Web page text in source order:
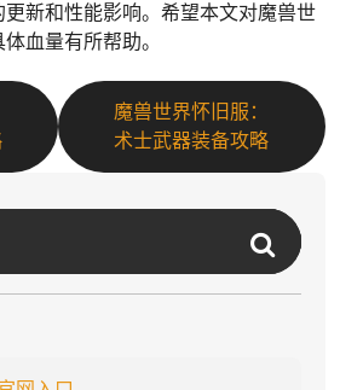
新和性能影响。希望本文对魔兽世
血量有所帮助。
魔兽世界怀旧服：
术士武器装备攻略